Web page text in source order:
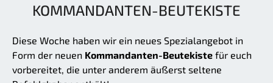
KOMMANDANTEN-BEUTEKISTE
Diese Woche haben wir ein neues Spezialangebot in
Form der neuen Kommandanten-Beutekiste für euch
vorbereitet, die unter anderem äußerst seltene